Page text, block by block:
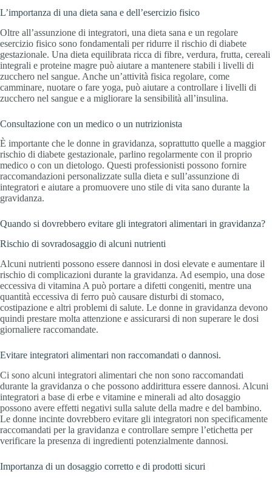
L’importanza di una dieta sana e dell’esercizio fisico
Oltre all’assunzione di integratori, una dieta sana e un regolare
esercizio fisico sono fondamentali per ridurre il rischio di diabete
gestazionale. Una dieta equilibrata ricca di fibre, verdura, frutta, cereali
integrali e proteine magre può aiutare a mantenere stabili i livelli di
zucchero nel sangue. Anche un’attività fisica regolare, come
camminare, nuotare o fare yoga, può aiutare a controllare i livelli di
zucchero nel sangue e a migliorare la sensibilità all’insulina.
Consultazione con un medico o un nutrizionista
È importante che le donne in gravidanza, soprattutto quelle a maggior
rischio di diabete gestazionale, parlino regolarmente con il proprio
medico o con un dietologo. Questi professionisti possono fornire
raccomandazioni personalizzate sulla dieta e sull’assunzione di
integratori e aiutare a promuovere uno stile di vita sano durante la
gravidanza.
Quando si dovrebbero evitare gli integratori alimentari in gravidanza?
Rischio di sovradosaggio di alcuni nutrienti
Alcuni nutrienti possono essere dannosi in dosi elevate e aumentare il
rischio di complicazioni durante la gravidanza. Ad esempio, una dose
eccessiva di vitamina A può portare a difetti congeniti, mentre una
quantità eccessiva di ferro può causare disturbi di stomaco,
costipazione e altri problemi di salute. Le donne in gravidanza devono
quindi prestare molta attenzione e assicurarsi di non superare le dosi
giornaliere raccomandate.
Evitare integratori alimentari non raccomandati o dannosi.
Ci sono alcuni integratori alimentari che non sono raccomandati
durante la gravidanza o che possono addirittura essere dannosi. Alcuni
integratori a base di erbe e vitamine e minerali ad alto dosaggio
possono avere effetti negativi sulla salute della madre e del bambino.
Le donne incinte dovrebbero evitare gli integratori non specificamente
raccomandati per la gravidanza e controllare sempre l’etichetta per
verificare la presenza di ingredienti potenzialmente dannosi.
Importanza di un dosaggio corretto e di prodotti sicuri